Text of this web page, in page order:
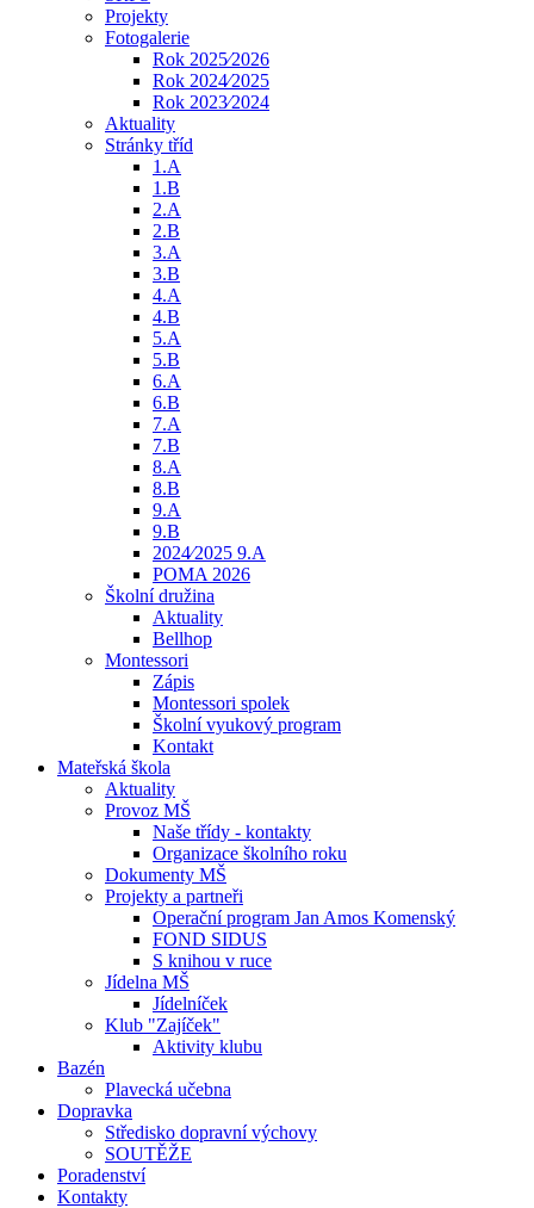
Projekty
Fotogalerie
Rok 2025⁄2026
Rok 2024⁄2025
Rok 2023⁄2024
Aktuality
Stránky tříd
1.A
1.B
2.A
2.B
3.A
3.B
4.A
4.B
5.A
5.B
6.A
6.B
7.A
7.B
8.A
8.B
9.A
9.B
2024⁄2025 9.A
POMA 2026
Školní družina
Aktuality
Bellhop
Montessori
Zápis
Montessori spolek
Školní vyukový program
Kontakt
Mateřská škola
Aktuality
Provoz MŠ
Naše třídy - kontakty
Organizace školního roku
Dokumenty MŠ
Projekty a partneři
Operační program Jan Amos Komenský
FOND SIDUS
S knihou v ruce
Jídelna MŠ
Jídelníček
Klub "Zajíček"
Aktivity klubu
Bazén
Plavecká učebna
Dopravka
Středisko dopravní výchovy
SOUTĚŽE
Poradenství
Kontakty